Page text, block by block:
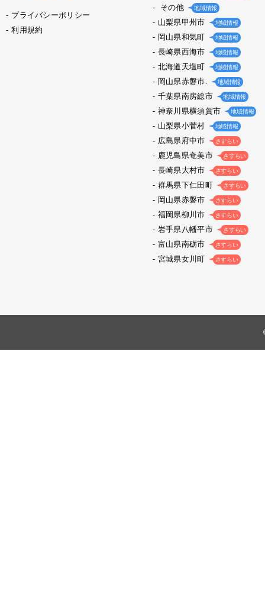
プライバシーポリシー
利用規約
その他 地域情報
山梨県甲州市 地域情報
岡山県和気町 地域情報
長崎県西海市 地域情報
北海道天塩町 地域情報
岡山県赤磐市. 地域情報
千葉県南房総市 地域情報
神奈川県横須賀市 地域情報
山梨県小菅村 地域情報
広島県府中市 さすらい
鹿児島県奄美市 さすらい
長崎県大村市 さすらい
群馬県下仁田町 さすらい
岡山県赤磐市 さすらい
福岡県柳川市 さすらい
岩手県八幡平市 さすらい
富山県南砺市 さすらい
宮城県女川町 さすらい